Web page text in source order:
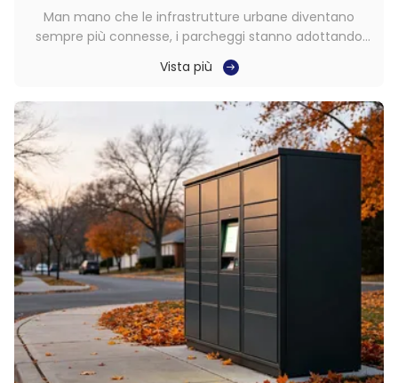
Man mano che le infrastrutture urbane diventano
sempre più connesse, i parcheggi stanno adottando
tecnologie digitali per migliorare l’efficienza, la visibilità
e l’esperienza dell’utente. Le tradizionali operazioni di
manuali vengono gradualmente ...
Vista più